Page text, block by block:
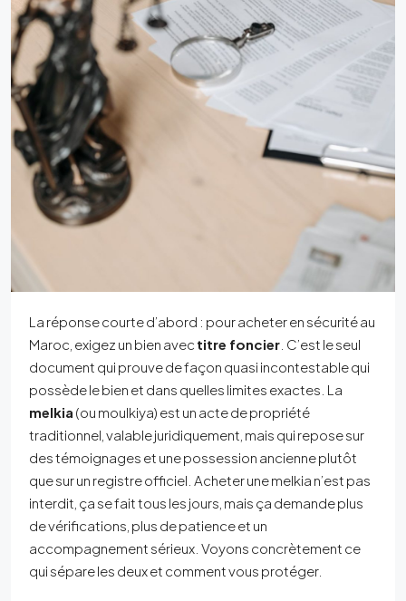
La réponse courte d’abord : pour acheter en sécurité au
Maroc, exigez un bien avec titre foncier . C’est le seul
document qui prouve de façon quasi incontestable qui
possède le bien et dans quelles limites exactes. La
melkia (ou moulkiya) est un acte de propriété
traditionnel, valable juridiquement, mais qui repose sur
des témoignages et une possession ancienne plutôt
que sur un registre officiel. Acheter une melkia n’est pas
interdit, ça se fait tous les jours, mais ça demande plus
de vérifications, plus de patience et un
accompagnement sérieux. Voyons concrètement ce
qui sépare les deux et comment vous protéger.